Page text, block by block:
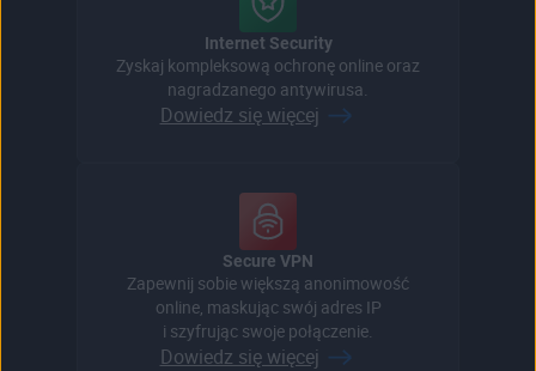
Internet Security
Zyskaj kompleksową ochronę online oraz
nagradzanego antywirusa.
Dowiedz się więcej
Secure VPN
Zapewnij sobie większą anonimowość
online, maskując swój adres IP
i szyfrując swoje połączenie.
Dowiedz się więcej